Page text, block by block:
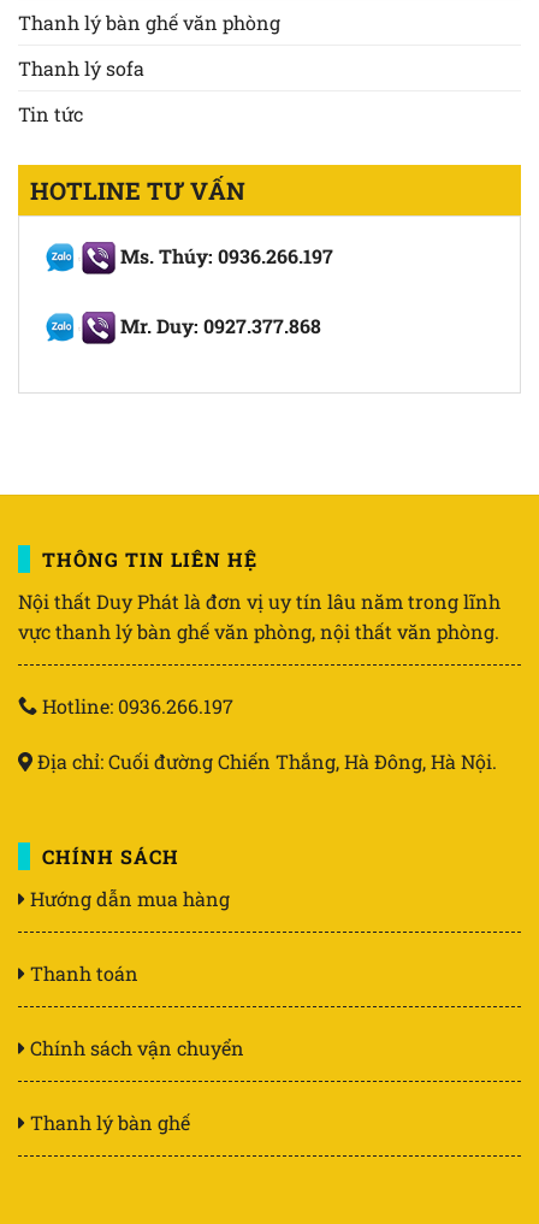
Thanh lý bàn ghế văn phòng
Thanh lý sofa
Tin tức
HOTLINE TƯ VẤN
Ms. Thúy: 0936.266.197
Mr. Duy: 0927.377.868
THÔNG TIN LIÊN HỆ
Nội thất Duy Phát là đơn vị uy tín lâu năm trong lĩnh
vực thanh lý bàn ghế văn phòng, nội thất văn phòng.
Hotline: 0936.266.197
Địa chỉ: Cuối đường Chiến Thắng, Hà Đông, Hà Nội.
CHÍNH SÁCH
Hướng dẫn mua hàng
Thanh toán
Chính sách vận chuyển
Thanh lý bàn ghế